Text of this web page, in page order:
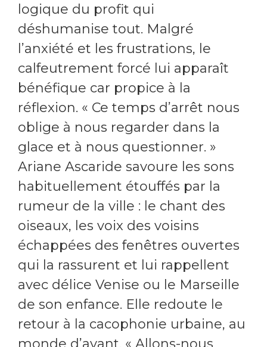
logique du profit qui
déshumanise tout. Malgré
l’anxiété et les frustrations, le
calfeutrement forcé lui apparaît
bénéfique car propice à la
réflexion. « Ce temps d’arrêt nous
oblige à nous regarder dans la
glace et à nous questionner. »
Ariane Ascaride savoure les sons
habituellement étouffés par la
rumeur de la ville : le chant des
oiseaux, les voix des voisins
échappées des fenêtres ouvertes
qui la rassurent et lui rappellent
avec délice Venise ou le Marseille
de son enfance. Elle redoute le
retour à la cacophonie urbaine, au
monde d’avant. « Allons-nous